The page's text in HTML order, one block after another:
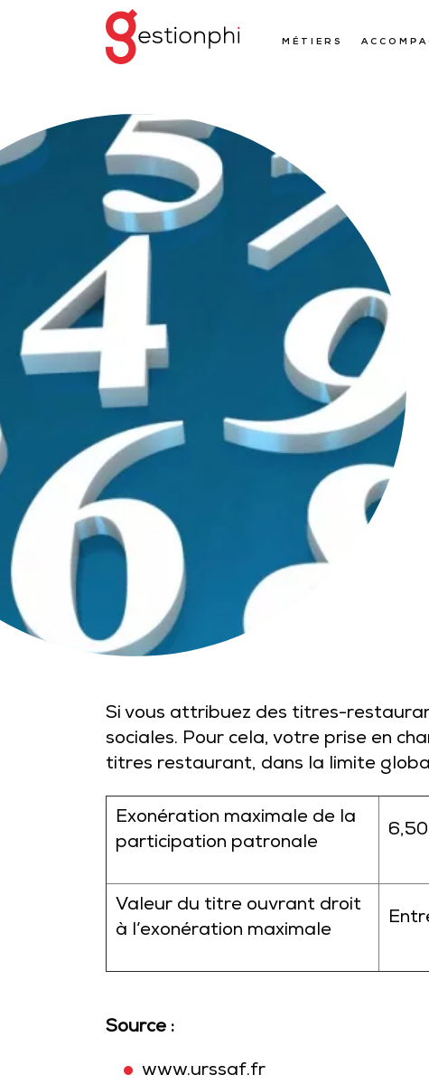
MÉTIERS
Si vous attribuez des titres-
sociales. Pour cela, votre prise en
titres restaurant, dans la limite
Exonération maximale de la
participation patronale
Valeur du titre ouvrant droit
à l’exonération maximale
Source :
www.urssaf.fr